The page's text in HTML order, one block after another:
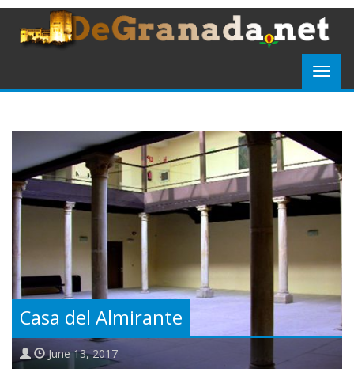
Casa del Almirante
June 13, 2017